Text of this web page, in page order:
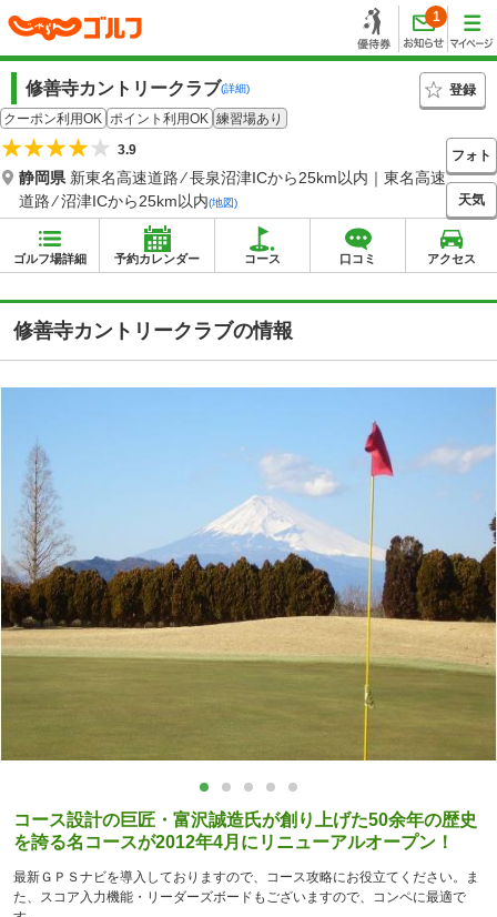
1
修善寺カントリークラブ(詳細)
登録
クーポン利用OK ポイント利用OK 練習場あり
3.9
静岡県 新東名高速道路 ⁄ 長泉沼津ICから25km以内｜東名高速
道路 ⁄ 沼津ICから25km以内(地図)
フォト
天気
ゴルフ場詳細 予約カレンダー コース 口コミ アクセス
修善寺カントリークラブの情報
コース設計の巨匠・富沢誠造氏が創り上げた50余年の歴史
を誇る名コースが2012年4月にリニューアルオープン！
最新ＧＰＳナビを導入しておりますので、コース攻略にお役立てください。ま
た、スコア入力機能・リーダーズボードもございますので、コンペに最適で